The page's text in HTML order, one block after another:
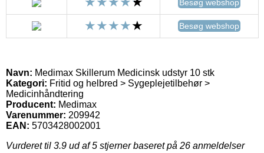
Besøg webshop
Besøg webshop
Navn: Medimax Skillerum Medicinsk udstyr 10 stk
Kategori: Fritid og helbred > Sygeplejetilbehør >
Medicinhåndtering
Producent: Medimax
Varenummer: 209942
EAN: 5703428002001
Vurderet til 3.9 ud af 5 stjerner baseret på 26 anmeldelser